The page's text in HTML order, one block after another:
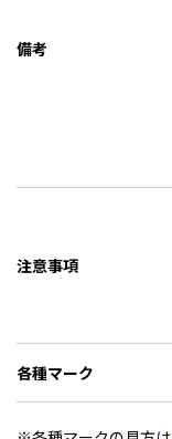
備考
注意事項
各種マーク